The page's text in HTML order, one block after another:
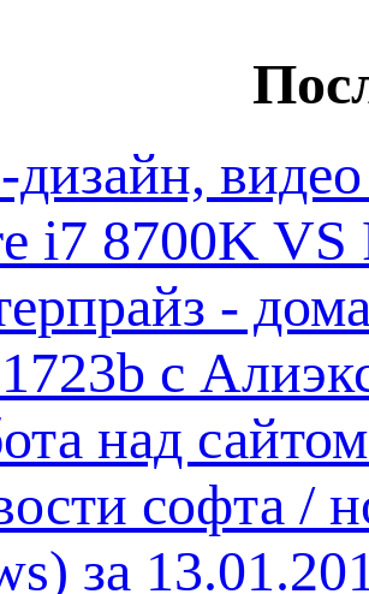
i7 8700K VS
-
с
над
софта /
за